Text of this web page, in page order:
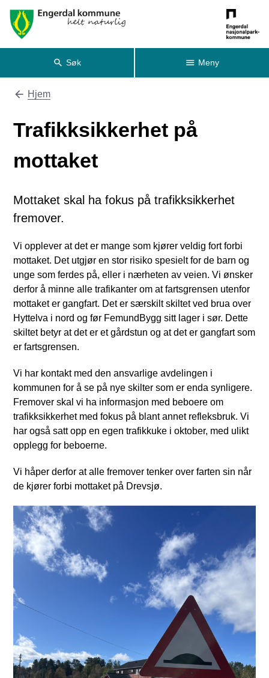
Asylmottaket
Søk Meny
Du er her:
Hjem
Trafikksikkerhet på
mottaket
Mottaket skal ha fokus på trafikksikkerhet
fremover.
Vi opplever at det er mange som kjører veldig fort forbi
mottaket. Det utgjør en stor risiko spesielt for de barn og
unge som ferdes på, eller i nærheten av veien. Vi ønsker
derfor å minne alle trafikanter om at fartsgrensen utenfor
mottaket er gangfart. Det er særskilt skiltet ved brua over
Hyttelva i nord og før FemundBygg sitt lager i sør. Dette
skiltet betyr at det er et gårdstun og at det er gangfart som
er fartsgrensen.
Vi har kontakt med den ansvarlige avdelingen i
kommunen for å se på nye skilter som er enda synligere.
Fremover skal vi ha informasjon med beboere om
trafikksikkerhet med fokus på blant annet refleksbruk. Vi
har også satt opp en egen trafikkuke i oktober, med ulikt
opplegg for beboerne.
Vi håper derfor at alle fremover tenker over farten sin når
de kjører forbi mottaket på Drevsjø.